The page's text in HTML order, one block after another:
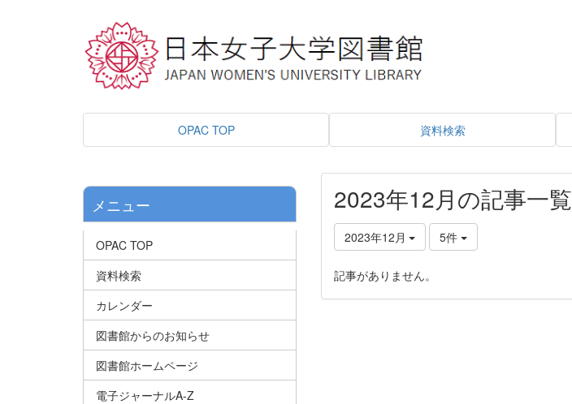
OPAC TOP 資料検索
2023年12月の記事一覧
2023年12月 5件
記事がありません。
メニュー
OPAC TOP
資料検索
カレンダー
図書館からのお知らせ
図書館ホームページ
電子ジャーナルA-Z